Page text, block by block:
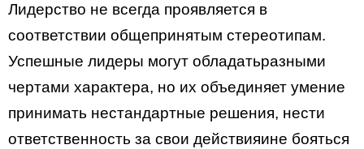
Лидерство не всегда проявляется в
соответствии общепринятым стереотипам.
Успешные лидеры могут обладатьразными
чертами характера, но их объединяет умение
принимать нестандартные решения, нести
ответственность за свои действияине бояться